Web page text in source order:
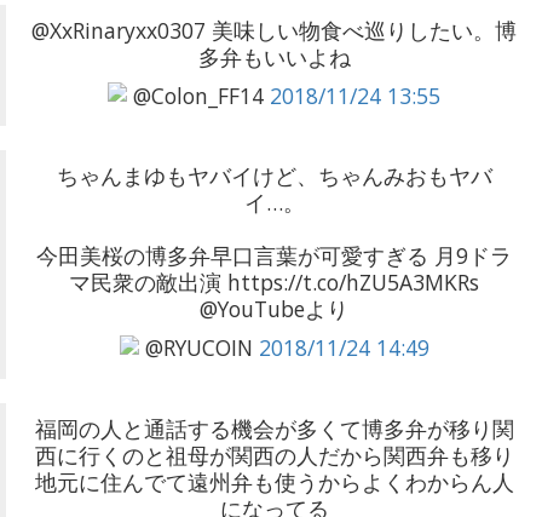
@XxRinaryxx0307 美味しい物食べ巡りしたい。博
多弁もいいよね
@Colon_FF14 2018/11/24 13:55
ちゃんまゆもヤバイけど、ちゃんみおもヤバ
イ…。
今田美桜の博多弁早口言葉が可愛すぎる 月9ドラ
マ民衆の敵出演 https://t.co/hZU5A3MKRs
@YouTubeより
@RYUCOIN 2018/11/24 14:49
福岡の人と通話する機会が多くて博多弁が移り関
西に行くのと祖母が関西の人だから関西弁も移り
地元に住んでて遠州弁も使うからよくわからん人
になってる